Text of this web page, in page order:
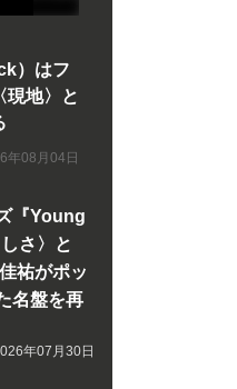
）はフ
地〉と
年08月04日
『Young
さ〉と
祐がポッ
名盤を再
年07月30日